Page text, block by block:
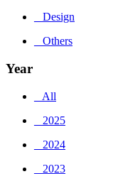
_ Design
_ Others
Year
_ All
_ 2025
_ 2024
_ 2023